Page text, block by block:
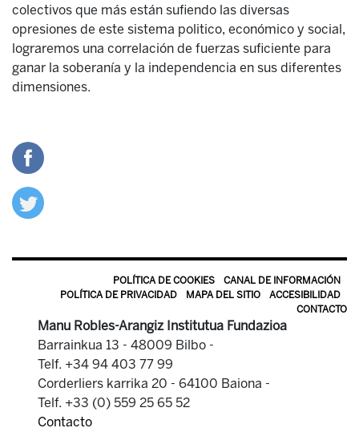
colectivos que más están sufiendo las diversas
opresiones de este sistema politico, económico y social,
lograremos una correlación de fuerzas suficiente para
ganar la soberanía y la independencia en sus diferentes
dimensiones.
POLÍTICA DE COOKIES
CANAL DE INFORMACIÓN
POLÍTICA DE PRIVACIDAD
MAPA DEL SITIO
ACCESIBILIDAD
CONTACTO
Manu Robles-Arangiz Institutua Fundazioa
Barrainkua 13 - 48009 Bilbo -
Telf. +34 94 403 77 99
Corderliers karrika 20 - 64100 Baiona -
Telf. +33 (0) 559 25 65 52
Contacto